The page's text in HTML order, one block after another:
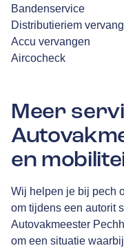
Bandenservice
Distributieriem
Accu vervangen
Aircocheck
Meer
en
Wij helpen je bij pech
om tijdens een autorit
Autovakmeester
om een situatie